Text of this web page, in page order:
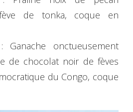
de tonka, coque en
Ganache onctueusement
de chocolat noir de fèves
du Congo, coque